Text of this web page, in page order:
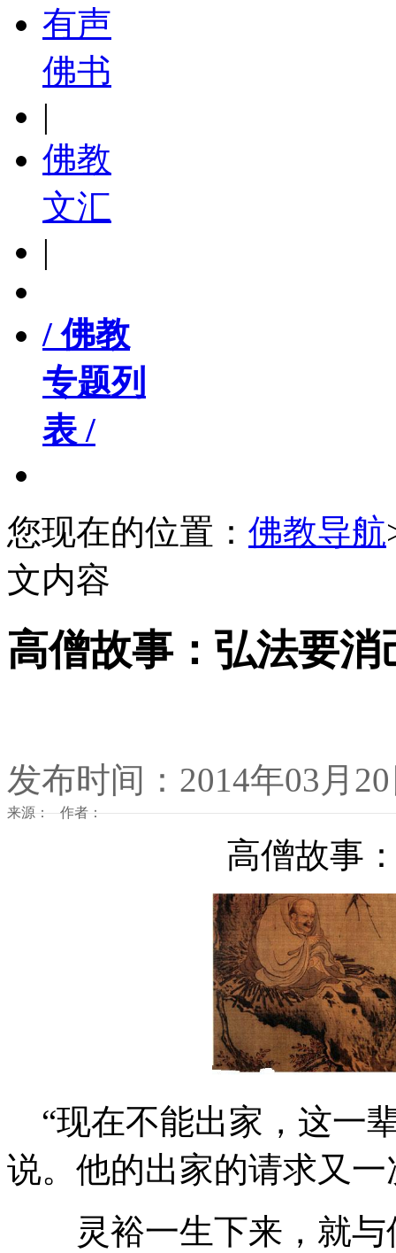
有声
佛书
|
佛教
文汇
|
/ 佛教
专题列
表 /
您现在的位置： 佛教导航
文内容
高僧故事：弘法要消
发布时间：2014年03月
来源： 作者：
高僧故事
“现在不能出家，这一
说。他的出家的请求又
灵裕一生下来，就与